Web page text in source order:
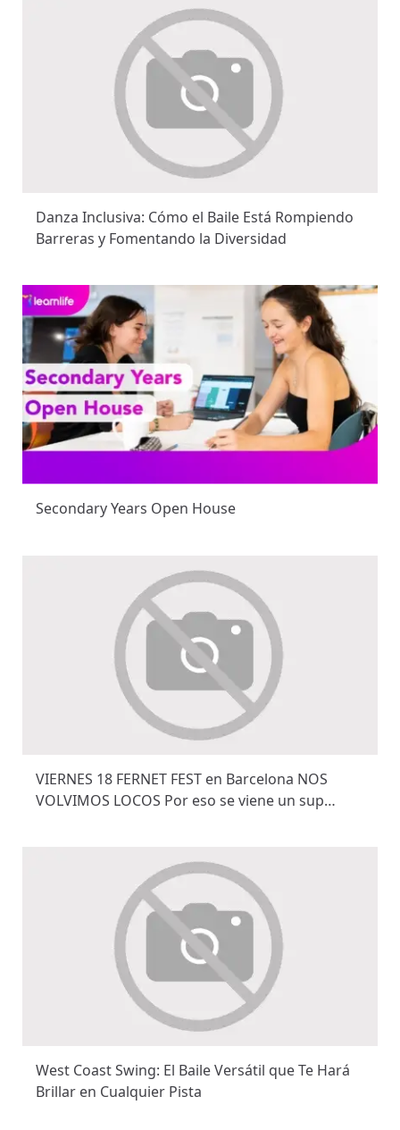
Danza Inclusiva: Cómo el Baile Está Rompiendo
Barreras y Fomentando la Diversidad
Secondary Years Open House
VIERNES 18 FERNET FEST en Barcelona NOS
VOLVIMOS LOCOS Por eso se viene un sup…
West Coast Swing: El Baile Versátil que Te Hará
Brillar en Cualquier Pista